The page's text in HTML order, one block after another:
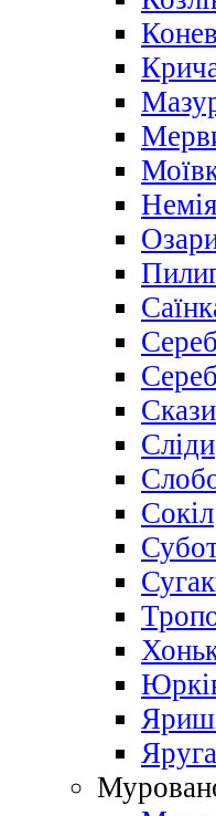
Немія
Сліди
Сокіл
Яруга